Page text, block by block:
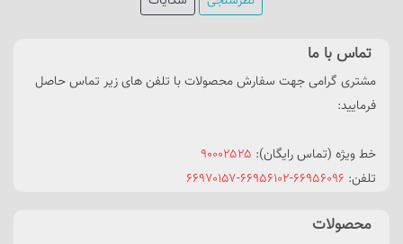
تماس با ما
مشتری گرامی جهت سفارش محصولات با تلفن های زیر تماس حاصل
فرمایید:
خط ویژه (تماس رایگان): ۹۰۰۰۲۵۲۵
تلفن: ۶۶۹۵۶۰۹۶-۶۶۹۵۶۱۰۲-۶۶۹۷۰۱۵۷
محصولات